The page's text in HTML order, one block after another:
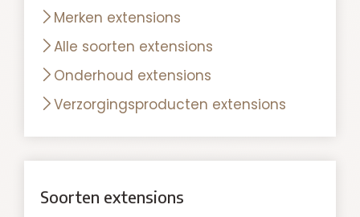
Merken extensions
Alle soorten extensions
Onderhoud extensions
Verzorgingsproducten extensions
Soorten extensions